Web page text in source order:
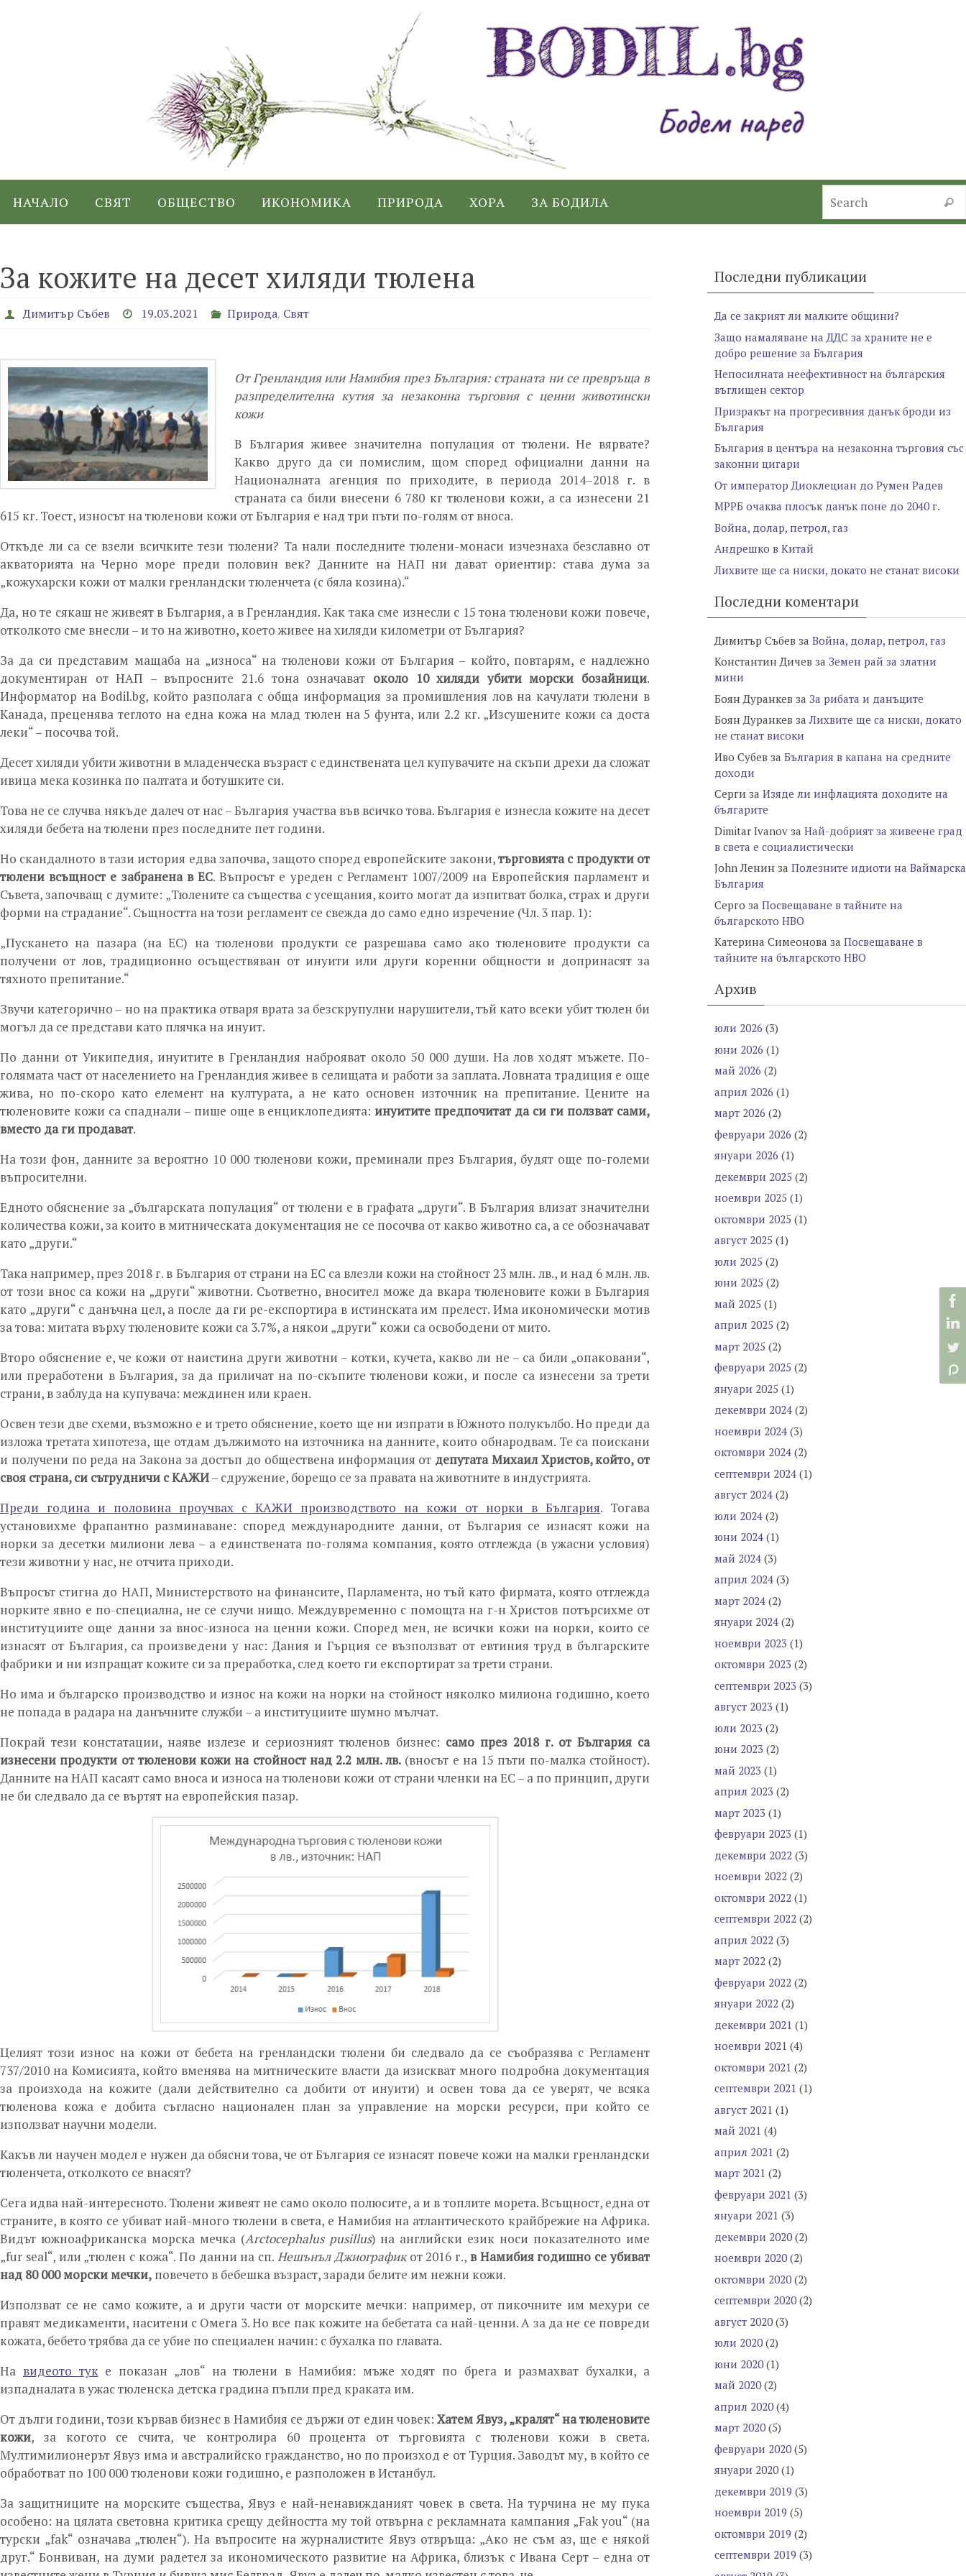
НАЧАЛО СВЯТ ОБЩЕСТВО ИКОНОМИКА ПРИРОДА ХОРА ЗА БОДИЛА
За кожите на десет хиляди тюлена
Димитър Събев 19.03.2021 Природа, Свят
От Гренландия или Намибия през България: страната ни се превръща в
разпределителна кутия за незаконна търговия с ценни животински
кожи
В България живее значителна популация от тюлени. Не вярвате?
Какво друго да си помислим, щом според официални данни на
Националната агенция по приходите, в периода 2014–2018 г. в
страната са били внесени 6 780 кг тюленови кожи, а са изнесени 21
615 кг. Тоест, износът на тюленови кожи от България е над три пъти по-голям от вноса.
Откъде ли са се взели всичките тези тюлени? Та нали последните тюлени-монаси изчезнаха безславно от
акваторията на Черно море преди половин век? Данните на НАП ни дават ориентир: става дума за
„кожухарски кожи от малки гренландски тюленчета (с бяла козина).“
Да, но те сякаш не живеят в България, а в Гренландия. Как така сме изнесли с 15 тона тюленови кожи повече,
отколкото сме внесли – и то на животно, което живее на хиляди километри от България?
За да си представим мащаба на „износа“ на тюленови кожи от България – който, повтарям, е надлежно
документиран от НАП – въпросните 21.6 тона означават около 10 хиляди убити морски бозайници.
Информатор на Bodil.bg, който разполага с обща информация за промишления лов на качулати тюлени в
Канада, преценява теглото на една кожа на млад тюлен на 5 фунта, или 2.2 кг. „Изсушените кожи са доста
леки“ – посочва той.
Десет хиляди убити животни в младенческа възраст с единствената цел купувачите на скъпи дрехи да сложат
ивица мека козинка по палтата и ботушките си.
Това не се случва някъде далеч от нас – България участва във всичко това. България е изнесла кожите на десет
хиляди бебета на тюлени през последните пет години.
Но скандалното в тази история едва започва, защото според европейските закони,търговията с продукти от
тюлени всъщност е забранена в ЕС. Въпросът е уреден с Регламент 1007/2009 на Европейския парламент и
Съвета, започващ с думите: „Тюлените са същества с усещания, които могат да изпитват болка, страх и други
форми на страдание“. Същността на този регламент се свежда до само едно изречение (Чл. 3 пар. 1):
„Пускането на пазара (на ЕС) на тюленови продукти се разрешава само ако тюленовите продукти са
получени от лов, традиционно осъществяван от инуити или други коренни общности и допринасят за
тяхното препитание.“
Звучи категорично – но на практика отваря врата за безскрупулни нарушители, тъй като всеки убит тюлен би
могъл да се представи като плячка на инуит.
По данни от Уикипедия, инуитите в Гренландия наброяват около 50 000 души. На лов ходят мъжете. По-
голямата част от населението на Гренландия живее в селищата и работи за заплата. Ловната традиция е още
жива, но по-скоро като елемент на културата, а не като основен източник на препитание. Цените на
тюленовите кожи са спаднали – пише още в енциклопедията: инуитите предпочитат да си ги ползват сами,
вместо да ги продават.
На този фон, данните за вероятно 10 000 тюленови кожи, преминали през България, будят още по-големи
въпросителни.
Едното обяснение за „българската популация“ от тюлени е в графата „други“. В България влизат значителни
количества кожи, за които в митническата документация не се посочва от какво животно са, а се обозначават
като „други.“
Така например, през 2018 г. в България от страни на ЕС са влезли кожи на стойност 23 млн. лв., и над 6 млн. лв.
от този внос са кожи на „други“ животни. Съответно, вносител може да вкара тюленовите кожи в България
като „други“ с данъчна цел, а после да ги ре-експортира в истинската им прелест. Има икономически мотив
за това: митата върху тюленовите кожи са 3.7%, а някои „други“ кожи са освободени от мито.
Второ обяснение е, че кожи от наистина други животни – котки, кучета, какво ли не – са били „опаковани“,
или преработени в България, за да приличат на по-скъпите тюленови кожи, и после са изнесени за трети
страни, в заблуда на купувача: междинен или краен.
Освен тези две схеми, възможно е и трето обяснение, което ще ни изпрати в Южното полукълбо. Но преди да
изложа третата хипотеза, ще отдам дължимото на източника на данните, които обнародвам. Те са поискани
и получени по реда на Закона за достъп до обществена информация от депутата Михаил Христов, който, от
своя страна, си сътрудничи с КАЖИ– сдружение, борещо се за правата на животните в индустрията.
Преди година и половина проучвах с КАЖИ производството на кожи от норки в България. Тогава
установихме фрапантно разминаване: според международните данни, от България се изнасят кожи на
норки за десетки милиони лева – а единствената по-голяма компания, която отглежда (в ужасни условия)
тези животни у нас, не отчита приходи.
Въпросът стигна до НАП, Министерството на финансите, Парламента, но тъй като фирмата, която отглежда
норките явно е по-специална, не се случи нищо. Междувременно с помощта на г-н Христов потърсихме от
институциите още данни за внос-износа на ценни кожи. Според мен, не всички кожи на норки, които се
изнасят от България, са произведени у нас: Дания и Гърция се възползват от евтиния труд в българските
фабрики и ни изпращат кожите си за преработка, след което ги експортират за трети страни.
Но има и българско производство и износ на кожи на норки на стойност няколко милиона годишно, което
не попада в радара на данъчните служби – а институциите шумно мълчат.
Покрай тези констатации, наяве излезе и сериозният тюленов бизнес: само през 2018 г. от България са
изнесени продукти от тюленови кожи на стойност над 2.2 млн. лв.(вносът е на 15 пъти по-малка стойност).
Данните на НАП касаят само вноса и износа на тюленови кожи от страни членки на ЕС – а по принцип, други
не би следвало да се въртят на европейския пазар.
Целият този износ на кожи от бебета на гренландски тюлени би следвало да се съобразява с Регламент
737/2010 на Комисията, който вменява на митническите власти да изискват много подробна документация
за произхода на кожите (дали действително са добити от инуити) и освен това да се уверят, че всяка
тюленова кожа е добита съгласно национален план за управление на морски ресурси, при който се
използват научни модели.
Какъв ли научен модел е нужен да обясни това, че от България се изнасят повече кожи на малки гренландски
тюленчета, отколкото се внасят?
Сега идва най-интересното. Тюлени живеят не само около полюсите, а и в топлите морета. Всъщност, една от
страните, в която се убиват най-много тюлени в света, е Намибия на атлантическото крайбрежие на Африка.
Видът южноафриканска морска мечка (Arctocephalus pusillus) на английски език носи показателното име
„fur seal“, или „тюлен с кожа“. По данни на сп. Нешънъл Джиографикот 2016 г., в Намибия годишно се убиват
над 80 000 морски мечки, повечето в бебешка възраст, заради белите им нежни кожи.
Използват се не само кожите, а и други части от морските мечки: например, от пикочните им мехури се
правят медикаменти, наситени с Омега 3. Но все пак кожите на бебетата са най-ценни. А за да не се повреди
кожата, бебето трябва да се убие по специален начин: с бухалка по главата.
На видеото туке показан „лов“ на тюлени в Намибия: мъже ходят по брега и размахват бухалки, а
изпадналата в ужас тюленска детска градина пъпли пред краката им.
От дълги години, този кървав бизнес в Намибия се държи от един човек:Хатем Явуз, „кралят“ на тюленовите
кожи, за когото се счита, че контролира 60 процента от търговията с тюленови кожи в света.
Мултимилионерът Явуз има и австралийско гражданство, но по произход е от Турция. Заводът му, в който се
обработват по 100 000 тюленови кожи годишно, е разположен в Истанбул.
За защитниците на морските същества, Явуз е най-ненавижданият човек в света. На турчина не му пука
особено: на цялата световна критика срещу дейността му той отвърна с рекламната кампания „Fak you“ (на
турски „fak“ означава „тюлен“). На въпросите на журналистите Явуз отвръща: „Ако не съм аз, ще е някой
друг.“ Бонвиван, на думи радетел за икономическото развитие на Африка, близък с Ивана Серт – една от
Последни публикации
Да се закрият ли малките общини?
Защо намаляване на ДДС за храните не е
добро решение за България
Непосилната неефективност на българския
въглищен сектор
Призракът на прогресивния данък броди из
България
България в центъра на незаконна търговия със
законни цигари
От император Диоклециан до Румен Радев
МРРБ очаква плосък данък поне до 2040 г.
Война, долар, петрол, газ
Андрешко в Китай
Лихвите ще са ниски, докато не станат високи
Последни коментари
Димитър Събев за Война, долар, петрол, газ
Константин Дичев за Земен рай за златни
мини
Боян Дуранкев за За рибата и данъците
Боян Дуранкев заЛихвите ще са ниски, докато
не станат високи
Иво Субев за България в капана на средните
доходи
Серги за Изяде ли инфлацията доходите на
българите
Dimitar Ivanov за Най-добрият за живеене град
в света е социалистически
John Ленин за Полезните идиоти на Ваймарска
България
Серго за Посвещаване в тайните на
българското НВО
Катерина Симеонова за Посвещаване в
тайните на българското НВО
Архив
юли 2026 (3)
юни 2026 (1)
май 2026 (2)
април 2026 (1)
март 2026 (2)
февруари 2026 (2)
януари 2026 (1)
декември 2025 (2)
ноември 2025 (1)
октомври 2025 (1)
август 2025 (1)
юли 2025 (2)
юни 2025 (2)
май 2025 (1)
април 2025 (2)
март 2025 (2)
февруари 2025 (2)
януари 2025 (1)
декември 2024 (2)
ноември 2024 (3)
октомври 2024 (2)
септември 2024 (1)
август 2024 (2)
юли 2024 (2)
юни 2024 (1)
май 2024 (3)
април 2024 (3)
март 2024 (2)
януари 2024 (2)
ноември 2023 (1)
октомври 2023 (2)
септември 2023 (3)
август 2023 (1)
юли 2023 (2)
юни 2023 (2)
май 2023 (1)
април 2023 (2)
март 2023 (1)
февруари 2023 (1)
декември 2022 (3)
ноември 2022 (2)
октомври 2022 (1)
септември 2022 (2)
април 2022 (3)
март 2022 (2)
февруари 2022 (2)
януари 2022 (2)
декември 2021 (1)
ноември 2021 (4)
октомври 2021 (2)
септември 2021 (1)
август 2021 (1)
май 2021 (4)
април 2021 (2)
март 2021 (2)
февруари 2021 (3)
януари 2021 (3)
декември 2020 (2)
ноември 2020 (2)
октомври 2020 (2)
септември 2020 (2)
август 2020 (3)
юли 2020 (2)
юни 2020 (1)
май 2020 (2)
април 2020 (4)
март 2020 (5)
февруари 2020 (5)
януари 2020 (1)
декември 2019 (3)
ноември 2019 (5)
октомври 2019 (2)
септември 2019 (3)